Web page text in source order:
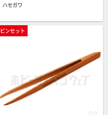
ハセガワ
ピンセット